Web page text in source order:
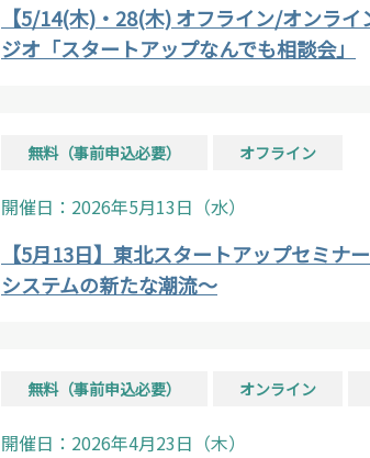
【5/14(木)・28(木) オフライン/オンラ
ジオ「スタートアップなんでも相談会」
無料（事前申込必要） オフライン
開催日：2026年5月13日（水）
【5月13日】東北スタートアップセミナ
システムの新たな潮流～
無料（事前申込必要） オンライン
開催日：2026年4月23日（木）